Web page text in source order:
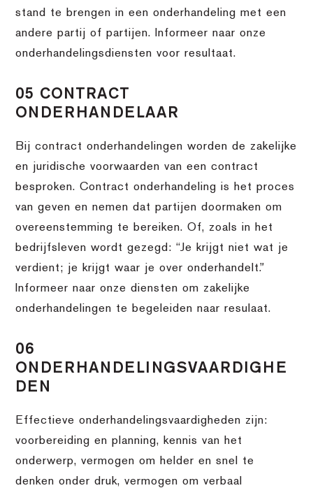
stand te brengen in een onderhandeling met een
andere partij of partijen. Informeer naar onze
onderhandelingsdiensten voor resultaat.
05 CONTRACT
ONDERHANDELAAR
Bij contract onderhandelingen worden de zakelijke
en juridische voorwaarden van een contract
besproken. Contract onderhandeling is het proces
van geven en nemen dat partijen doormaken om
overeenstemming te bereiken. Of, zoals in het
bedrijfsleven wordt gezegd: “Je krijgt niet wat je
verdient; je krijgt waar je over onderhandelt.”
Informeer naar onze diensten om zakelijke
onderhandelingen te begeleiden naar resulaat.
06
ONDERHANDELINGSVAARDIGHE
DEN
Effectieve onderhandelingsvaardigheden zijn:
voorbereiding en planning, kennis van het
onderwerp, vermogen om helder en snel te
denken onder druk, vermogen om verbaal